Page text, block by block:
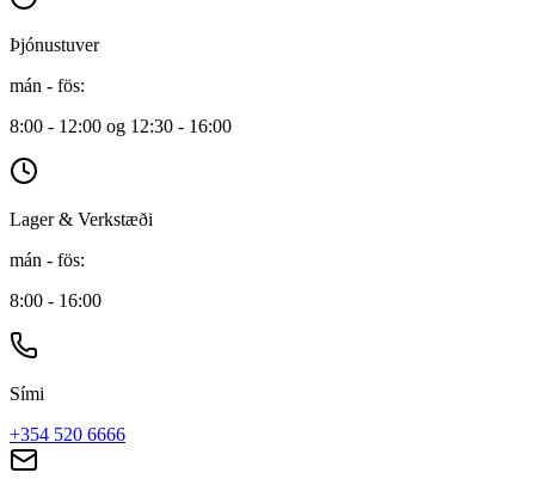
Þjónustuver
mán - fös:
8:00 - 12:00 og 12:30 - 16:00
Lager & Verkstæði
mán - fös:
8:00 - 16:00
Sími
+354 520 6666